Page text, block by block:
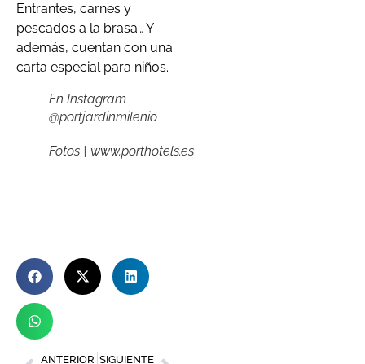
Entrantes, carnes y
pescados a la brasa… Y
además, cuentan con una
carta especial para niños.
En Instagram
@portjardinmilenio
Fotos | www.porthotels.es
ANTERIOR SIGUIENTE